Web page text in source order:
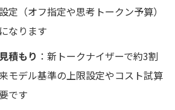
定（オフ指定や思考トークン予算）
なります
積もり ：新トークナイザーで約3割
モデル基準の上限設定やコスト試算
です